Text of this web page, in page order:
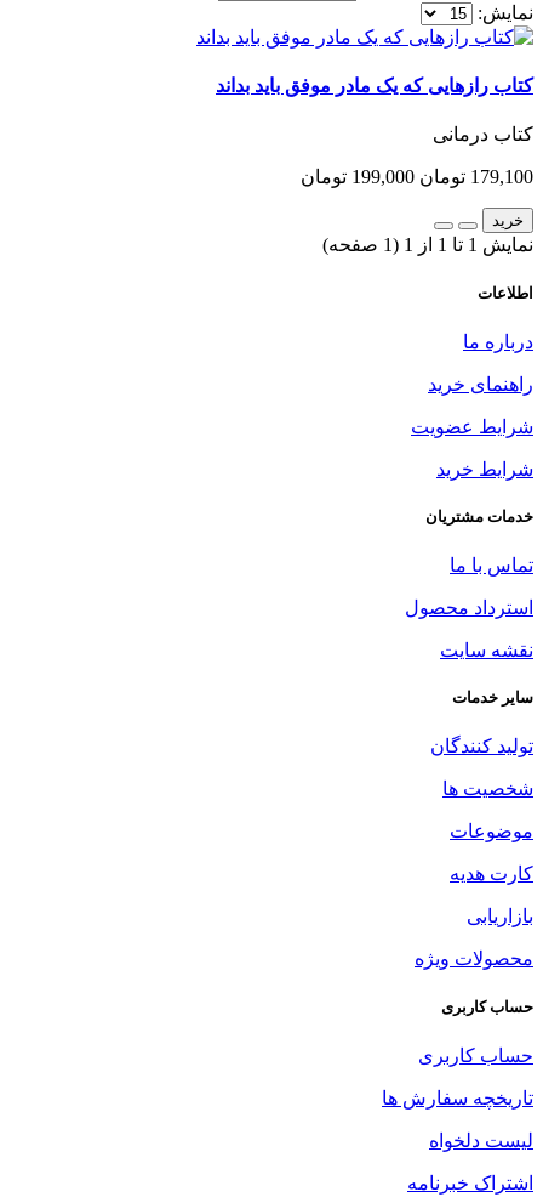
نمایش:
کتاب رازهایی که یک مادر موفق باید بداند
کتاب درمانی
179,100 تومان 199,000 تومان
خرید
نمایش 1 تا 1 از 1 (1 صفحه)
اطلاعات
درباره ما
راهنمای خرید
شرایط عضویت
شرایط خرید
خدمات مشتریان
تماس با ما
استرداد محصول
نقشه سایت
سایر خدمات
تولید کنندگان
شخصیت ها
موضوعات
کارت هدیه
بازاریابی
محصولات ویژه
حساب کاربری
حساب کاربری
تاریخچه سفارش ها
لیست دلخواه
اشتراک خبرنامه